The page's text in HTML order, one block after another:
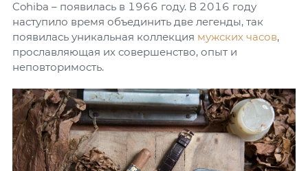
Cohiba – появилась в 1966 году. В 2016 году
наступило время объединить две легенды, так
появилась уникальная коллекция мужских часов,
прославляющая их совершенство, опыт и
неповторимость.